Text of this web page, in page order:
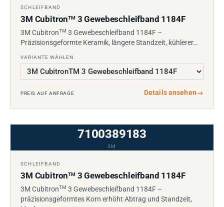
SCHLEIFBAND
3M CubitronTM3 Gewebeschleifband 1184F
3M CubitronTM 3 Gewebeschleifband 1184F –
Präzisionsgeformte Keramik, längere Standzeit, kühlerer…
VARIANTE WÄHLEN
PREIS AUF ANFRAGE Details ansehen→
7100389183
3M
SCHLEIFBAND
3M CubitronTM3 Gewebeschleifband 1184F
3M CubitronTM 3 Gewebeschleifband 1184F –
präzisionsgeformtes Korn erhöht Abtrag und Standzeit,